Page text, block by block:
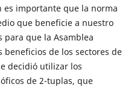
es importante que la norma
que beneficie a nuestro
para que la Asamblea
de los sectores de
decidió utilizar los
de 2-tuplas, que